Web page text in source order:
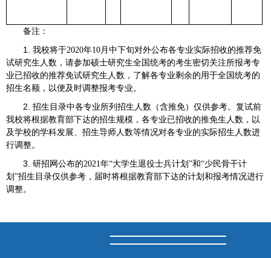
备注：
1. 我校将于2020年10月中下旬对外公布各专业实际招收的推荐免
试研究生人数，请参加硕士研究生全国统考的考生密切关注所报考专
业已招收的推荐免试研究生人数，了解各专业剩余的用于全国统考的
招生名额，以便及时调整报考专业。
2. 招生目录中各专业所列招生人数（含推免）仅供参考。复试前
我校将根据教育部下达的招生规模，各专业已招收的推免生人数，以
及学校的学科发展、招生导师人数等情况对各专业的实际招生人数进
行调整。
3. 研招网公布的2021年“大学生退役士兵计划”和“少民骨干计
划”招生目录仅供参考，届时将根据教育部下达的计划和报考情况进行
调整。